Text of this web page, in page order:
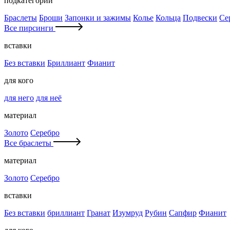
Браслеты Броши Запонки и зажимы Колье Кольца Подвески
Все пирсинги
вставки
Без вставки Бриллиант Фианит
для кого
для него для неё
материал
Золото Серебро
Все браслеты
материал
Золото Серебро
вставки
Без вставки бриллиант Гранат Изумруд Рубин Сапфир Фианит